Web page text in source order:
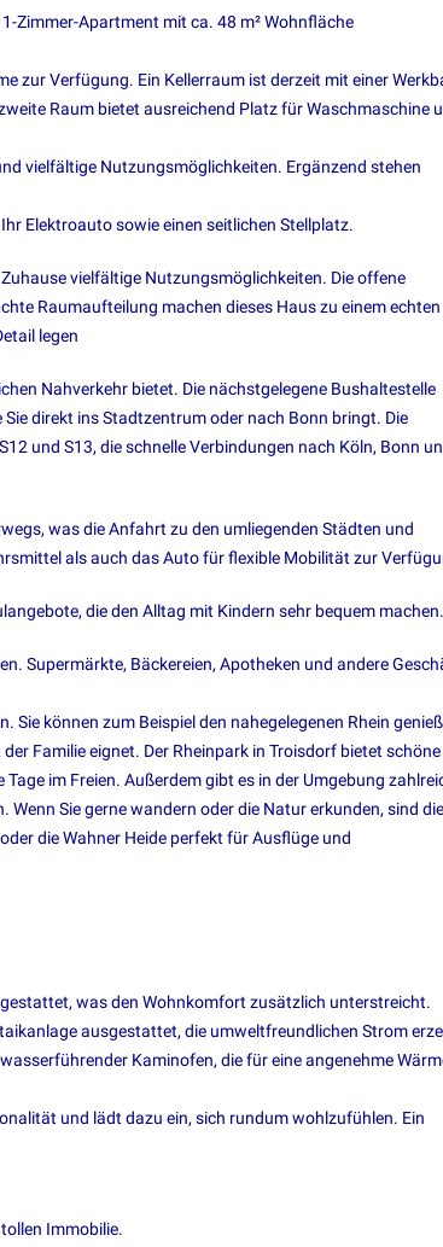
Zimmer-Apartment mit ca. 48 m² Wohnfläche
zur Verfügung. Ein Kellerraum ist derzeit mit einer
Raum bietet ausreichend Platz für Waschmaschine
vielfältige Nutzungsmöglichkeiten. Ergänzend stehen
Elektroauto sowie einen seitlichen Stellplatz.
vielfältige Nutzungsmöglichkeiten. Die offene
Raumaufteilung machen dieses Haus zu einem echten
legen
Nahverkehr bietet. Die nächstgelegene Bushaltestelle
direkt ins Stadtzentrum oder nach Bonn bringt. Die
und S13, die schnelle Verbindungen nach Köln, Bonn
was die Anfahrt zu den umliegenden Städten und
als auch das Auto für flexible Mobilität zur
die den Alltag mit Kindern sehr bequem machen.
Supermärkte, Bäckereien, Apotheken und andere
können zum Beispiel den nahegelegenen Rhein
Familie eignet. Der Rheinpark in Troisdorf bietet schöne
im Freien. Außerdem gibt es in der Umgebung
Sie gerne wandern oder die Natur erkunden, sind die
die Wahner Heide perfekt für Ausflüge und
was den Wohnkomfort zusätzlich unterstreicht.
ausgestattet, die umweltfreundlichen Strom
Kaminofen, die für eine angenehme
und lädt dazu ein, sich rundum wohlzufühlen. Ein
Immobilie.